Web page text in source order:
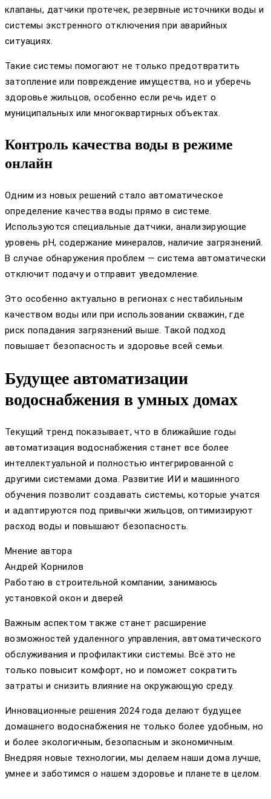
клапаны, датчики протечек, резервные источники воды и
системы экстренного отключения при аварийных
ситуациях.
Такие системы помогают не только предотвратить
затопление или повреждение имущества, но и уберечь
здоровье жильцов, особенно если речь идет о
муниципальных или многоквартирных объектах.
Контроль качества воды в режиме
онлайн
Одним из новых решений стало автоматическое
определение качества воды прямо в системе.
Используются специальные датчики, анализирующие
уровень pH, содержание минералов, наличие загрязнений.
В случае обнаружения проблем — система автоматически
отключит подачу и отправит уведомление.
Это особенно актуально в регионах с нестабильным
качеством воды или при использовании скважин, где
риск попадания загрязнений выше. Такой подход
повышает безопасность и здоровье всей семьи.
Будущее автоматизации
водоснабжения в умных домах
Текущий тренд показывает, что в ближайшие годы
автоматизация водоснабжения станет все более
интеллектуальной и полностью интегрированной с
другими системами дома. Развитие ИИ и машинного
обучения позволит создавать системы, которые учатся
и адаптируются под привычки жильцов, оптимизируют
расход воды и повышают безопасность.
Мнение автора
Андрей Корнилов
Работаю в строительной компании, занимаюсь
установкой окон и дверей
Важным аспектом также станет расширение
возможностей удаленного управления, автоматического
обслуживания и профилактики системы. Всё это не
только повысит комфорт, но и поможет сократить
затраты и снизить влияние на окружающую среду.
Инновационные решения 2024 года делают будущее
домашнего водоснабжения не только более удобным, но
и более экологичным, безопасным и экономичным.
Внедряя новые технологии, мы делаем наши дома лучше,
умнее и заботимся о нашем здоровье и планете в целом.